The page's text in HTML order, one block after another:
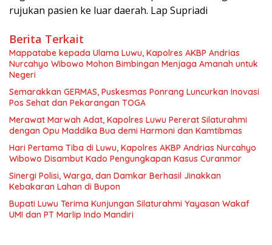
rujukan pasien ke luar daerah. Lap Supriadi
Berita Terkait
Mappatabe kepada Ulama Luwu, Kapolres AKBP Andrias
Nurcahyo Wibowo Mohon Bimbingan Menjaga Amanah untuk
Negeri
Semarakkan GERMAS, Puskesmas Ponrang Luncurkan Inovasi
Pos Sehat dan Pekarangan TOGA
Merawat Marwah Adat, Kapolres Luwu Pererat Silaturahmi
dengan Opu Maddika Bua demi Harmoni dan Kamtibmas
Hari Pertama Tiba di Luwu, Kapolres AKBP Andrias Nurcahyo
Wibowo Disambut Kado Pengungkapan Kasus Curanmor
Sinergi Polisi, Warga, dan Damkar Berhasil Jinakkan
Kebakaran Lahan di Bupon
Bupati Luwu Terima Kunjungan Silaturahmi Yayasan Wakaf
UMI dan PT Marlip Indo Mandiri